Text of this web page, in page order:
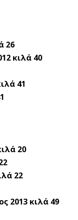
26
κιλά 40
41
20
22
2013 κιλά 49